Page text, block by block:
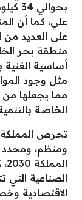
علي، كما أن
على العديد من
منطقة بحر
أساسية الغنية
مثل وجود
مما يجعلها
الخاصة
تحرص المملكة
ومنظم،
الصناعية التي
الاقتصادية